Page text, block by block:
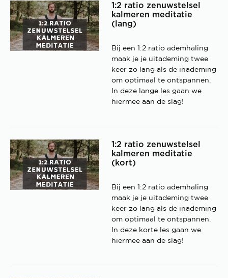
1:2 ratio zenuwstelsel
kalmeren meditatie
(lang)
Bij een 1:2 ratio ademhaling
maak je je uitademing twee
keer zo lang als de inademing
om optimaal te ontspannen.
In deze lange les gaan we
hiermee aan de slag!
1:2 ratio zenuwstelsel
kalmeren meditatie
(kort)
Bij een 1:2 ratio ademhaling
maak je je uitademing twee
keer zo lang als de inademing
om optimaal te ontspannen.
In deze korte les gaan we
hiermee aan de slag!